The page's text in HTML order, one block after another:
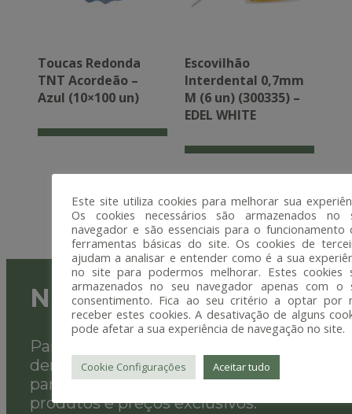
Toucas Redonda
TNT Acordeão –
Azul (10×100 un)
Escovilhão
Interdental 0,7mm
M (6 un) (300335) –
EDEL WHITE
NUNCIFARMAPRO
Para os profissionais da área de medicina
dentária que precisam de estar prontos
para qualquer situação. Acesso a marcas,
produtos e preços exclusivos.
Este site utiliza cookies para melhorar sua
Os cookies necessários são armazenados no
navegador e são essenciais para o funcionamento
ferramentas básicas do site. Os cookies de
ajudam a analisar e entender como é a sua
no site para podermos melhorar. Estes cookies
armazenados no seu navegador apenas com o
consentimento. Fica ao seu critério a optar por
receber estes cookies. A desativação de alguns
pode afetar a sua experiência de navegação no site.
Cookie Configurações Aceitar tudo